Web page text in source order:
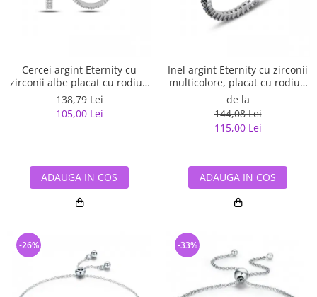
Cercei argint Eternity cu
zirconii albe placat cu rodiu -
ETU0153
138,79 Lei
105,00 Lei
ADAUGA IN COS
Inel argint Eternity cu zirconii
multicolore, placat cu rodiu -
ITU0229
de la
144,08 Lei
115,00 Lei
ADAUGA IN COS
-26% -33%